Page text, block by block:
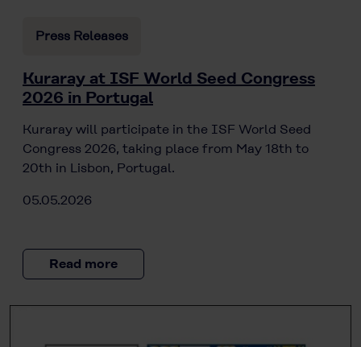
Press Releases
Kuraray at ISF World Seed Congress
2026 in Portugal
Kuraray will participate in the ISF World Seed
Congress 2026, taking place from May 18th to
20th in Lisbon, Portugal.
05.05.2026
Read more